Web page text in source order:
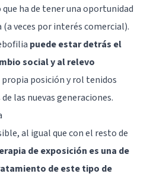
ha de tener una oportunidad
veces por interés comercial).
puede estar detrás el
social y al relevo
propia posición y rol tenidos
las nuevas generaciones.
al igual que con el resto de
de exposición es una de
de este tipo de